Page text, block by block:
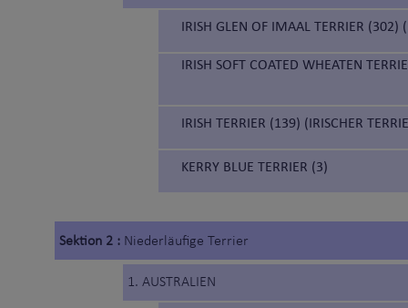
IRISH GLEN OF IMAAL TERRIER (302)
IRISH SOFT COATED WHEATEN
IRISH TERRIER (139) (IRISCHER
KERRY BLUE TERRIER (3)
Sektion 2 : Niederläufige Terrier
1. AUSTRALIEN